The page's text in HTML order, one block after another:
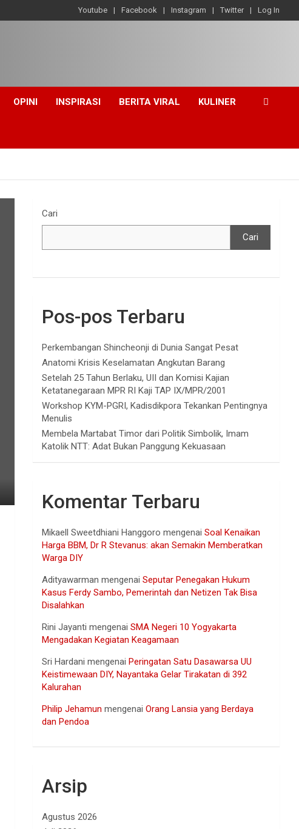
Youtube Facebook Instagram Twitter Log In
OPINI INSPIRASI BERITA VIRAL KULINER
Cari
Cari
Pos-pos Terbaru
Perkembangan Shincheonji di Dunia Sangat Pesat
Anatomi Krisis Keselamatan Angkutan Barang
Setelah 25 Tahun Berlaku, UII dan Komisi Kajian
Ketatanegaraan MPR RI Kaji TAP IX/MPR/2001
Workshop KYM-PGRI, Kadisdikpora Tekankan Pentingnya
Menulis
Membela Martabat Timor dari Politik Simbolik, Imam
Katolik NTT: Adat Bukan Panggung Kekuasaan
Komentar Terbaru
Mikaell Sweetdhiani Hanggoro mengenaiSoal Kenaikan
Harga BBM, Dr R Stevanus: akan Semakin Memberatkan
Warga DIY
Adityawarman mengenaiSeputar Penegakan Hukum
Kasus Ferdy Sambo, Pemerintah dan Netizen Tak Bisa
Disalahkan
Rini Jayanti mengenaiSMA Negeri 10 Yogyakarta
Mengadakan Kegiatan Keagamaan
Sri Hardani mengenaiPeringatan Satu Dasawarsa UU
Keistimewaan DIY, Nayantaka Gelar Tirakatan di 392
Kalurahan
Philip Jehamun mengenaiOrang Lansia yang Berdaya
dan Pendoa
Arsip
Agustus 2026